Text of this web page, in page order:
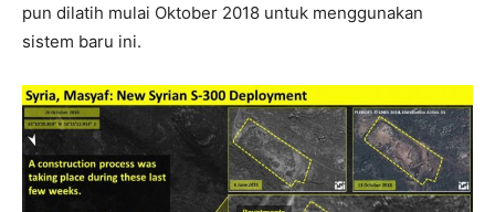
pun dilatih mulai Oktober 2018 untuk menggunakan
sistem baru ini.